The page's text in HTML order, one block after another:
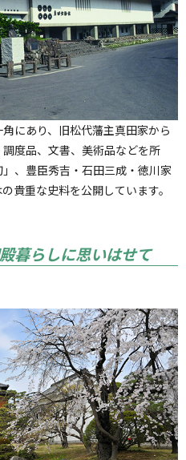
にあり、旧松代藩主真田家から
度品、文書、美術品などを所
、豊臣秀吉・石田三成・徳川家
貴重な史料を公開しています。
暮らしに思いはせて